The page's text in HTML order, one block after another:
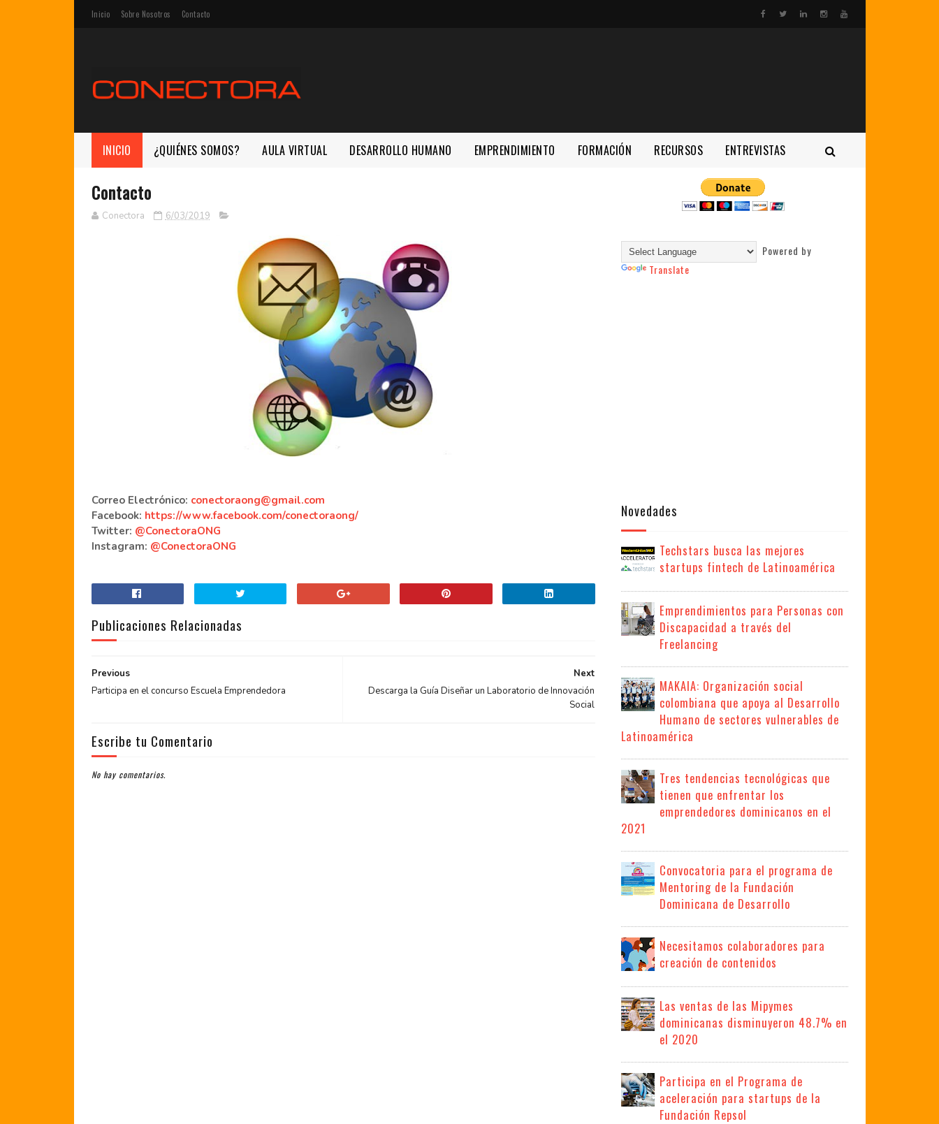
Inicio Sobre Nosotros Contacto
INICIO ¿QUIÉNES SOMOS? AULA VIRTUAL DESARROLLO HUMANO EMPRENDIMIENTO FORMACIÓN RECURSOS ENTREVISTAS
Contacto
Conectora 6/03/2019
Correo Electrónico: conectoraong@gmail.com
Facebook: https://www.facebook.com/conectoraong/
Twitter: @ConectoraONG
Instagram: @ConectoraONG
Publicaciones Relacionadas
Next
Descarga la Guía Diseñar un Laboratorio de Innovación
Social
Previous
Participa en el concurso Escuela Emprendedora
Escribe tu Comentario
No hay comentarios.
Powered by
Translate
Novedades
Techstars busca las mejores
startups fintech de Latinoamérica
Emprendimientos para Personas con
Discapacidad a través del
Freelancing
MAKAIA: Organización social
colombiana que apoya al Desarrollo
Humano de sectores vulnerables de
Latinoamérica
Tres tendencias tecnológicas que
tienen que enfrentar los
emprendedores dominicanos en el
2021
Convocatoria para el programa de
Mentoring de la Fundación
Dominicana de Desarrollo
Necesitamos colaboradores para
creación de contenidos
Las ventas de las Mipymes
dominicanas disminuyeron 48.7% en
el 2020
Participa en el Programa de
aceleración para startups de la
Fundación Repsol